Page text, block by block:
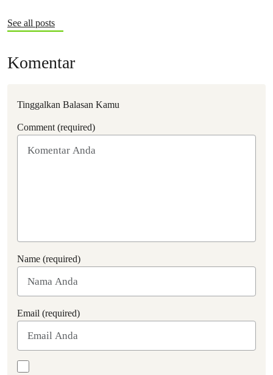
See all posts
Komentar
Tinggalkan Balasan Kamu
Comment (required)
Name (required)
Email (required)